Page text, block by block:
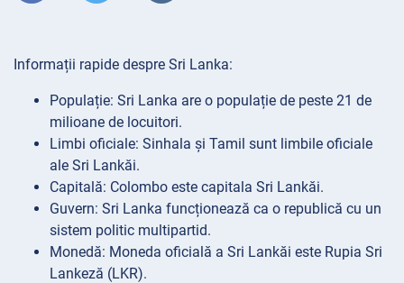
Informații rapide despre Sri Lanka:
Populație: Sri Lanka are o populație de peste 21 de
milioane de locuitori.
Limbi oficiale: Sinhala și Tamil sunt limbile oficiale
ale Sri Lankăi.
Capitală: Colombo este capitala Sri Lankăi.
Guvern: Sri Lanka funcționează ca o republică cu un
sistem politic multipartid.
Monedă: Moneda oficială a Sri Lankăi este Rupia Sri
Lankeză (LKR).